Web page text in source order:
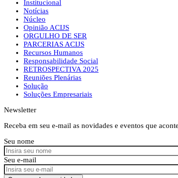
Institucional
Notícias
Núcleo
Opinião ACIJS
ORGULHO DE SER
PARCERIAS ACIJS
Recursos Humanos
Responsabilidade Social
RETROSPECTIVA 2025
Reuniões Plenárias
Solução
Soluções Empresariais
Newsletter
Receba em seu e-mail as novidades e eventos que
Seu nome
Seu e-mail